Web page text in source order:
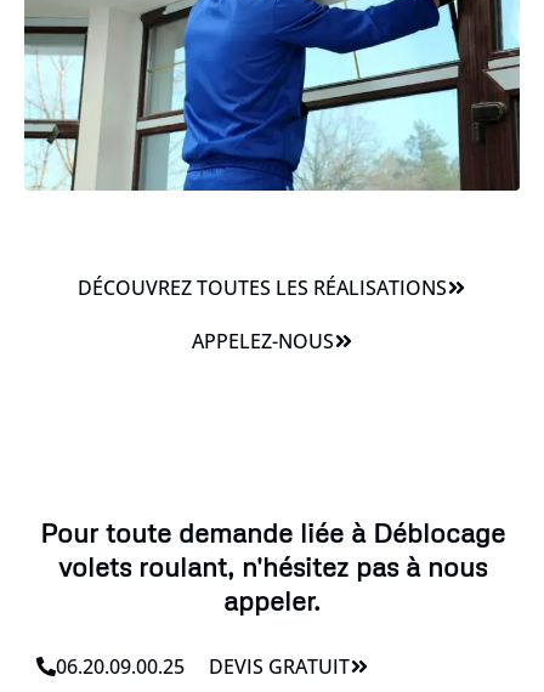
DÉCOUVREZ TOUTES LES RÉALISATIONS
APPELEZ-NOUS
Pour toute demande liée à Déblocage
volets roulant, n'hésitez pas à nous
appeler.
06.20.09.00.25 DEVIS GRATUIT